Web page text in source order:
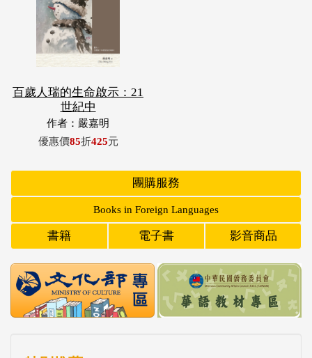
百歲人瑞的生命啟示：21
世紀中
作者：嚴嘉明
優惠價85折425元
團購服務
Books in Foreign Languages
書籍 電子書 影音商品